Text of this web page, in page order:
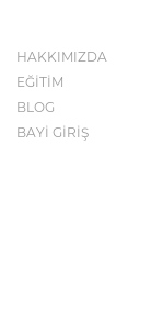
HAKKIMIZDA
EĞİTİM
BLOG
BAYİ GİRİŞ